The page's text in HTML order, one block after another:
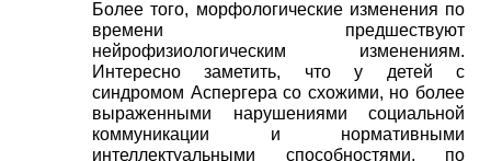
Более того, морфологические изменения по
времени предшествуют
нейрофизиологическим изменениям.
Интересно заметить, что у детей с
синдромом Аспергера со схожими, но более
выраженными нарушениями социальной
коммуникации и нормативными
интеллектуальными способностями, по